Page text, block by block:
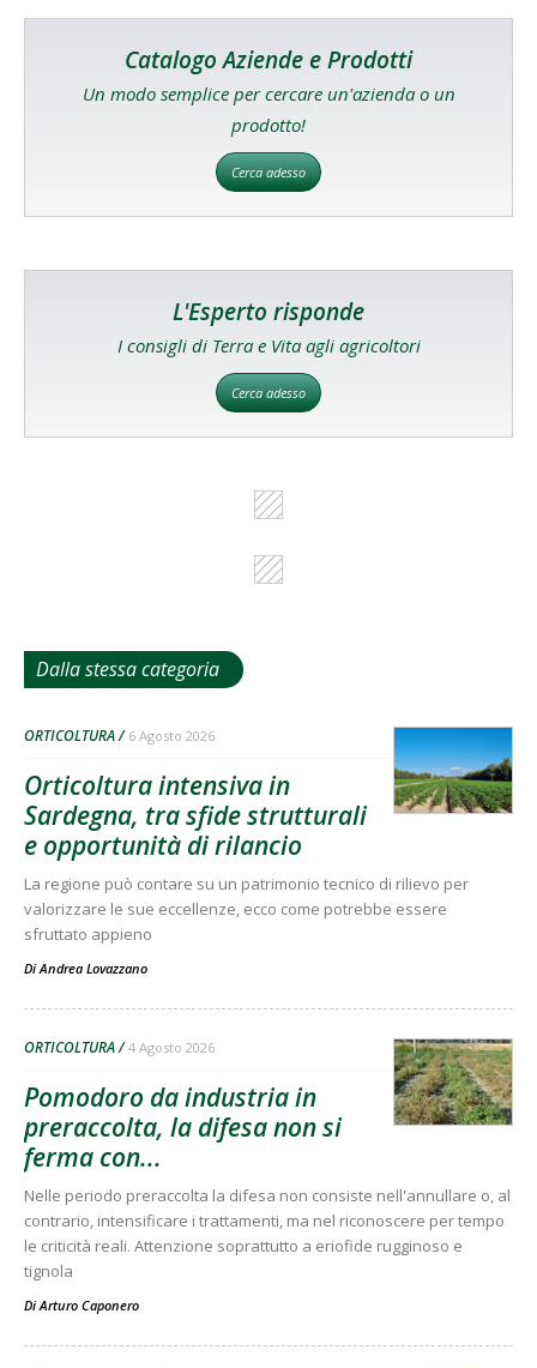
Catalogo Aziende e Prodotti
Un modo semplice per cercare un'azienda o un
prodotto!
Cerca adesso
L'Esperto risponde
I consigli di Terra e Vita agli agricoltori
Cerca adesso
Dalla stessa categoria
ORTICOLTURA 6 Agosto 2026
Orticoltura intensiva in
Sardegna, tra sfide strutturali
e opportunità di rilancio
La regione può contare su un patrimonio tecnico di rilievo per
valorizzare le sue eccellenze, ecco come potrebbe essere
sfruttato appieno
Di Andrea Lovazzano
ORTICOLTURA 4 Agosto 2026
Pomodoro da industria in
preraccolta, la difesa non si
ferma con...
Nelle periodo preraccolta la difesa non consiste nell'annullare o, al
contrario, intensificare i trattamenti, ma nel riconoscere per tempo
le criticità reali. Attenzione soprattutto a eriofide rugginoso e
tignola
Di Arturo Caponero